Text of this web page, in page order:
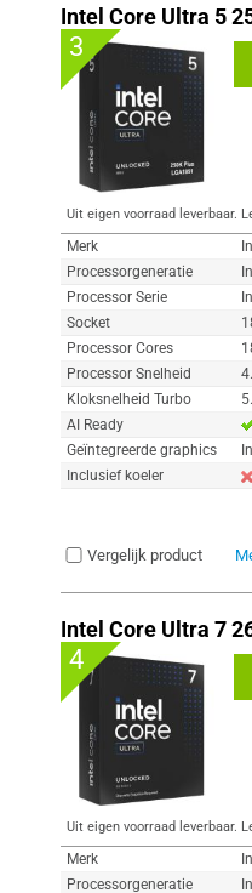
Intel Core Ultra 5
3
Uit eigen voorraad leverbaar.
Merk
Processorgeneratie
Processor Serie
Socket
Processor Cores
Processor Snelheid
Kloksnelheid Turbo
AI Ready
Geïntegreerde graphics
Inclusief koeler
Vergelijk product
Intel Core Ultra 7
4
Uit eigen voorraad leverbaar.
Merk
Processorgeneratie